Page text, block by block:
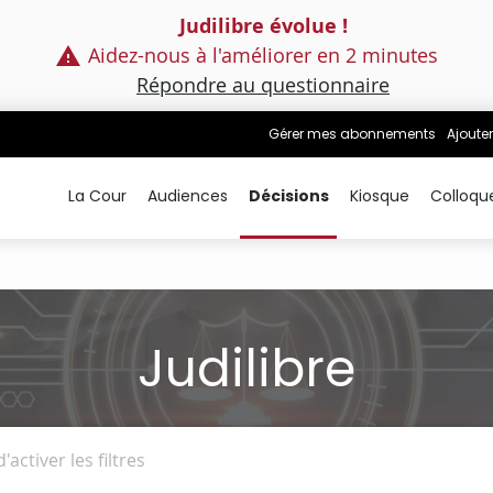
Judilibre évolue !
Aidez-nous à l'améliorer en 2 minutes
Répondre au questionnaire
Gérer mes abonnements
La Cour Audiences Décisions Kiosque
Judilibre